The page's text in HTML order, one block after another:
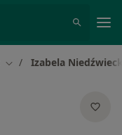
Zmień miasto
Izabela